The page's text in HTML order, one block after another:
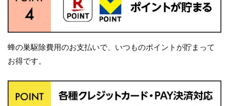
蜂の巣駆除費用のお支払いで、いつものポイントが貯まって
お得です。